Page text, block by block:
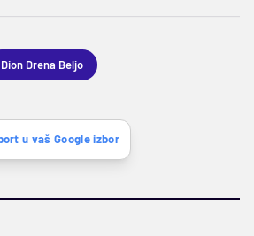
Dion Drena Beljo
u vaš Google izbor